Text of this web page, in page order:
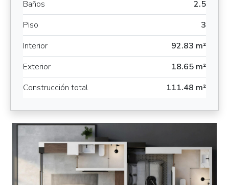
Baños
2.5
Piso
3
Interior
92.83 m²
Exterior
18.65 m²
Construcción total
111.48 m²